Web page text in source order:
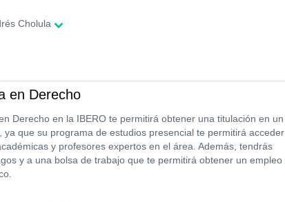
Cholula
en Derecho
Derecho en la IBERO te permitirá obtener una titulación en un
ya que su programa de estudios presencial te permitirá acceder
y profesores expertos en el área. Además, tendrás
y a una bolsa de trabajo que te permitirá obtener un empleo